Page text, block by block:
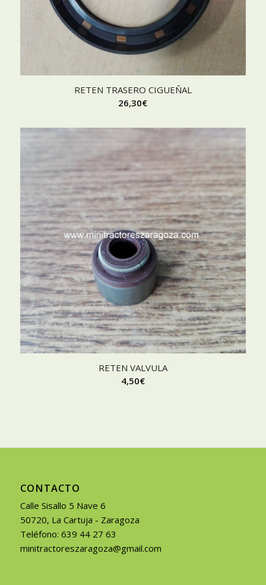
RETEN TRASERO CIGUEÑAL
26,30€
RETEN VALVULA
4,50€
CONTACTO
Calle Sisallo 5 Nave 6
50720, La Cartuja - Zaragoza
Teléfono: 639 44 27 63
minitractoreszaragoza@gmail.com